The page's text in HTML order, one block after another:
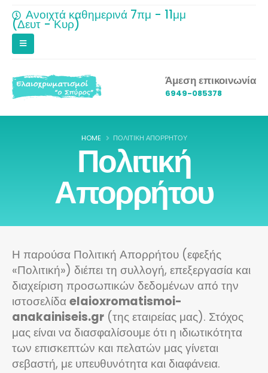
Ανοιχτά καθημερινά 7πμ - 11μμ
(Δευτ - Κυρ)
Άμεση επικοινωνία
6949-085378
HOME ΠΟΛΙΤΙΚΉ ΑΠΟΡΡΉΤΟΥ
Πολιτική
Απορρήτου
Η παρούσα Πολιτική Απορρήτου (εφεξής
«Πολιτική») διέπει τη συλλογή, επεξεργασία και
διαχείριση προσωπικών δεδομένων από την
ιστοσελίδαelaioxromatismoi-
anakainiseis.gr (της εταιρείας μας). Στόχος
μας είναι να διασφαλίσουμε ότι η ιδιωτικότητα
των επισκεπτών και πελατών μας γίνεται
σεβαστή, με υπευθυνότητα και διαφάνεια.